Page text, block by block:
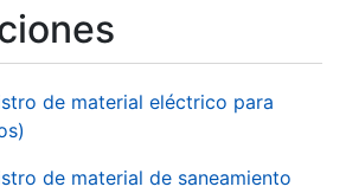
de material eléctrico para
de material de saneamiento